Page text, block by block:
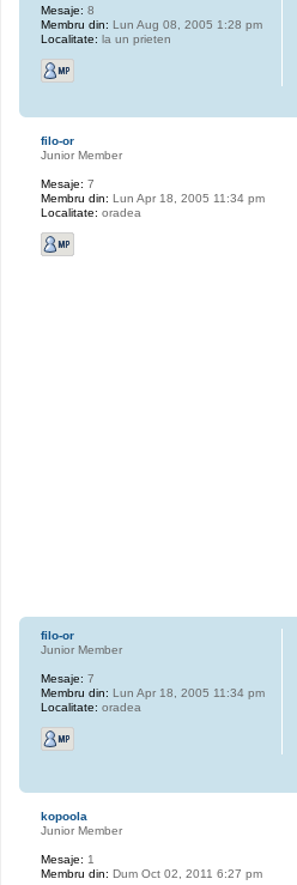
Mesaje: 8
Membru din: Lun Aug 08, 2005 1:28 pm
Localitate: la un prieten
filo-or
Junior Member
Mesaje: 7
Membru din: Lun Apr 18, 2005 11:34 pm
Localitate: oradea
filo-or
Junior Member
Mesaje: 7
Membru din: Lun Apr 18, 2005 11:34 pm
Localitate: oradea
kopoola
Junior Member
Mesaje: 1
Membru din: Dum Oct 02, 2011 6:27 pm